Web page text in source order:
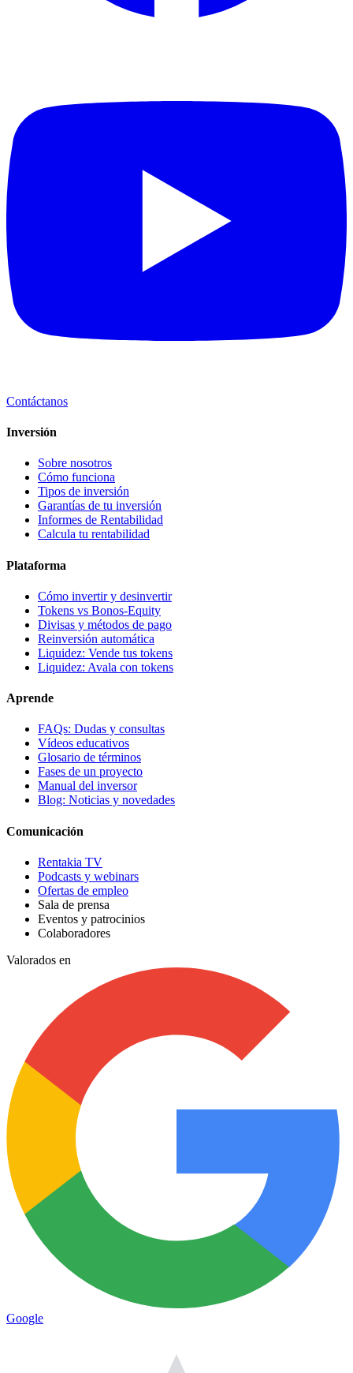
Contáctanos
Inversión
Sobre nosotros
Cómo funciona
Tipos de inversión
Garantías de tu inversión
Informes de Rentabilidad
Calcula tu rentabilidad
Plataforma
Cómo invertir y desinvertir
Tokens vs Bonos-Equity
Divisas y métodos de pago
Reinversión automática
Liquidez: Vende tus tokens
Liquidez: Avala con tokens
Aprende
FAQs: Dudas y consultas
Vídeos educativos
Glosario de términos
Fases de un proyecto
Manual del inversor
Blog: Noticias y novedades
Comunicación
Rentakia TV
Podcasts y webinars
Ofertas de empleo
Sala de prensa
Eventos y patrocinios
Colaboradores
Valorados en
Google